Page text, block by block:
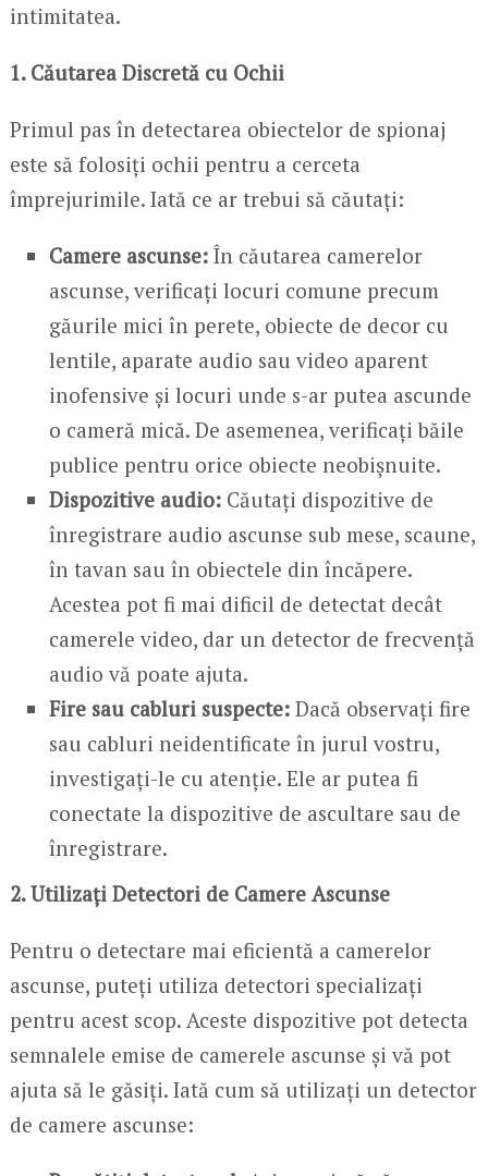
intimitatea.
1. Căutarea Discretă cu Ochii
Primul pas în detectarea obiectelor de spionaj
este să folosiți ochii pentru a cerceta
împrejurimile. Iată ce ar trebui să căutați:
Camere ascunse: În căutarea camerelor
ascunse, verificați locuri comune precum
găurile mici în perete, obiecte de decor cu
lentile, aparate audio sau video aparent
inofensive și locuri unde s-ar putea ascunde
o cameră mică. De asemenea, verificați băile
publice pentru orice obiecte neobișnuite.
Dispozitive audio: Căutați dispozitive de
înregistrare audio ascunse sub mese, scaune,
în tavan sau în obiectele din încăpere.
Acestea pot fi mai dificil de detectat decât
camerele video, dar un detector de frecvență
audio vă poate ajuta.
Fire sau cabluri suspecte: Dacă observați fire
sau cabluri neidentificate în jurul vostru,
investigați-le cu atenție. Ele ar putea fi
conectate la dispozitive de ascultare sau de
înregistrare.
2. Utilizați Detectori de Camere Ascunse
Pentru o detectare mai eficientă a camerelor
ascunse, puteți utiliza detectori specializați
pentru acest scop. Aceste dispozitive pot detecta
semnalele emise de camerele ascunse și vă pot
ajuta să le găsiți. Iată cum să utilizați un detector
de camere ascunse: